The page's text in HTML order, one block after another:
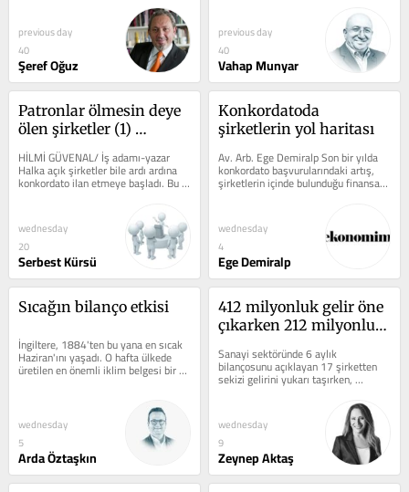
previous day
40
Şeref Oğuz
previous day
40
Vahap Munyar
Patronlar ölmesin deye
ölen şirketler (1)
taksiti
HİLMİ GÜVENAL/ İş adamı-yazar
Halka açık şirketler bile ardı ardına
konkordato ilan etmeye başladı. Bu
konuya geçmişte yazılarımda ve...
wednesday
20
Serbest Kürsü
Konkordatoda
şirketlerin yol haritası
Av. Arb. Ege Demiralp Son bir yılda
konkordato başvurularındaki artış,
şirketlerin içinde bulunduğu finansal
sıkışmayı açıkça...
wednesday
4
Ege Demiralp
Sıcağın bilanço etkisi
İngiltere, 1884'ten bu yana en sıcak
Haziran'ını yaşadı. O hafta ülkede
üretilen en önemli iklim belgesi bir
wednesday
5
Arda Öztaşkın
412 milyonluk gelir öne
çıkarken 212 milyonluk
Sanayi sektöründe 6 aylık
bilançosunu açıklayan 17 şirketten
sekizi gelirini yukarı taşırken,
dokuzunun cirosu geriledi. Tofaş `,6
wednesday
9
Zeynep Aktaş